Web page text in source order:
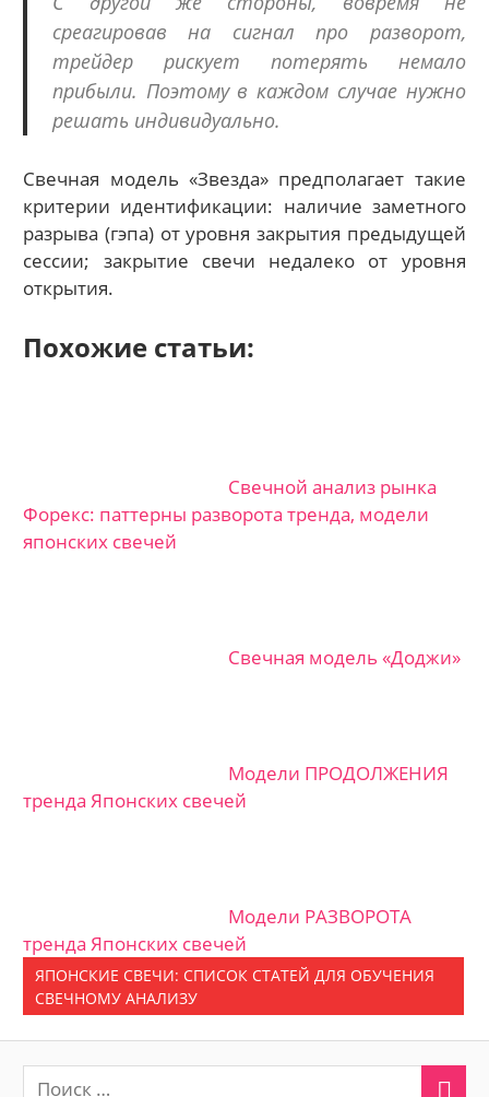
среагировав на сигнал про разворот,
трейдер рискует потерять немало
прибыли. Поэтому в каждом случае нужно
решать индивидуально.
Свечная модель «Звезда» предполагает такие
критерии идентификации: наличие заметного
разрыва (гэпа) от уровня закрытия предыдущей
сессии; закрытие свечи недалеко от уровня
открытия.
Похожие статьи:
Свечной анализ рынка
Форекс: паттерны разворота тренда, модели
японских свечей
Свечная модель «Доджи»
Модели ПРОДОЛЖЕНИЯ
тренда Японских свечей
Модели РАЗВОРОТА
тренда Японских свечей
ЯПОНСКИЕ СВЕЧИ: СПИСОК СТАТЕЙ ДЛЯ ОБУЧЕНИЯ
СВЕЧНОМУ АНАЛИЗУ